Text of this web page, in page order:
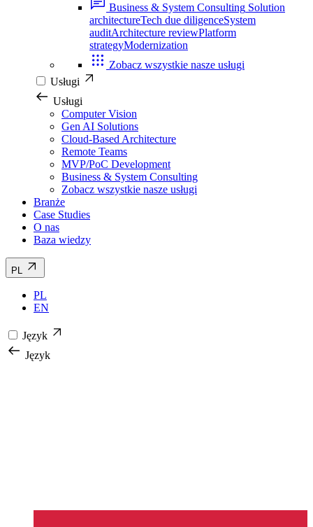
Business & System Consulting Solution
architectureTech due diligenceSystem
auditArchitecture reviewPlatform
strategyModernization
Zobacz wszystkie nasze usługi
Usługi
Usługi
Computer Vision
Gen AI Solutions
Cloud-Based Architecture
Remote Teams
MVP/PoC Development
Business & System Consulting
Zobacz wszystkie nasze usługi
Branże
Case Studies
O nas
Baza wiedzy
PL
PL
EN
Język
Język